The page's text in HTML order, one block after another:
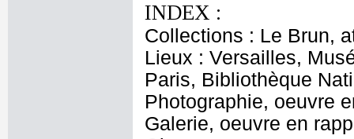
INDEX :
Collections : Le Brun,
Lieux : Versailles,
Paris, Bibliothèque
Photographie, oeuvre
Galerie, oeuvre en